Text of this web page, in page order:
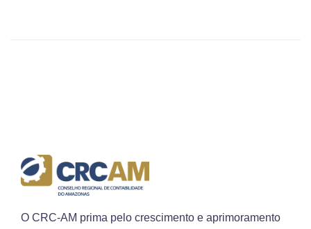
O CRC-AM prima pelo crescimento e aprimoramento